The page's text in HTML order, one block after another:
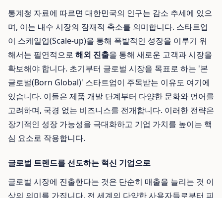
통계청 자료에 따르면 대한민국의 인구는 감소 추세에 있으
며, 이는 내수 시장의 잠재적 축소를 의미합니다. 스타트업
이 스케일업(Scale-up)을 통해 폭발적인 성장을 이루기 위
해서는 필연적으로 해외 진출을 통해 새로운 고객과 시장을
확보해야 합니다. 초기부터 글로벌 시장을 목표로 하는 '본
글로벌(Born Global)' 스타트업이 주목받는 이유도 여기에
있습니다. 이들은 제품 개발 단계부터 다양한 문화와 언어를
고려하며, 국경 없는 비즈니스를 전개합니다. 이러한 전략은
장기적인 성장 가능성을 극대화하고 기업 가치를 높이는 핵
심 요소로 작용합니다.
글로벌 트렌드를 선도하는 혁신 기업으로
글로벌 시장에 진출한다는 것은 단순히 매출을 늘리는 것 이
상의 의미를 가집니다. 전 세계의 다양한 사용자들로부터 피